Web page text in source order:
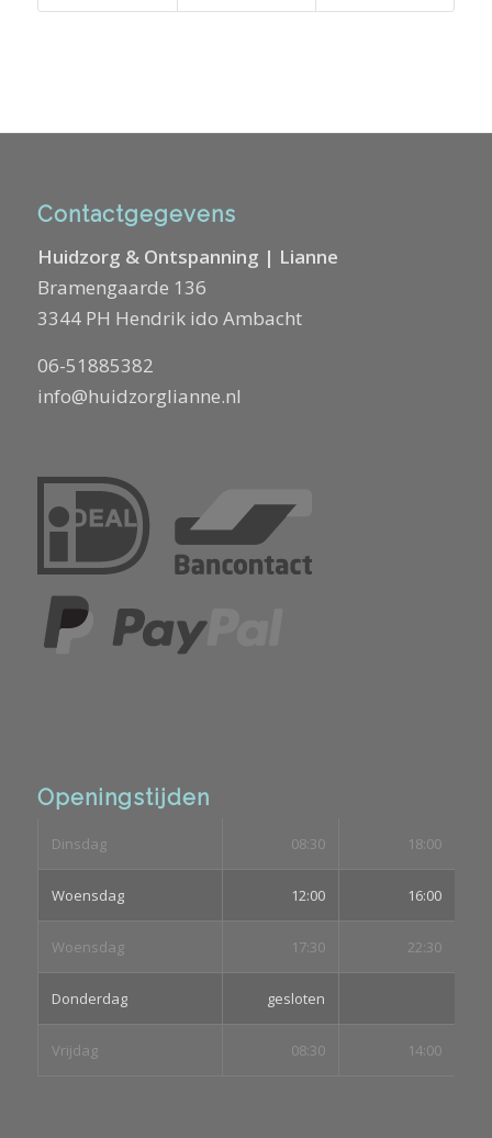
Contactgegevens
Huidzorg & Ontspanning | Lianne
Bramengaarde 136
3344 PH Hendrik ido Ambacht
06-51885382
info@huidzorglianne.nl
Openingstijden
Dinsdag 08:30 18:00
Woensdag 12:00 16:00
Woensdag 17:30 22:30
Donderdag gesloten
Vrijdag 08:30 14:00